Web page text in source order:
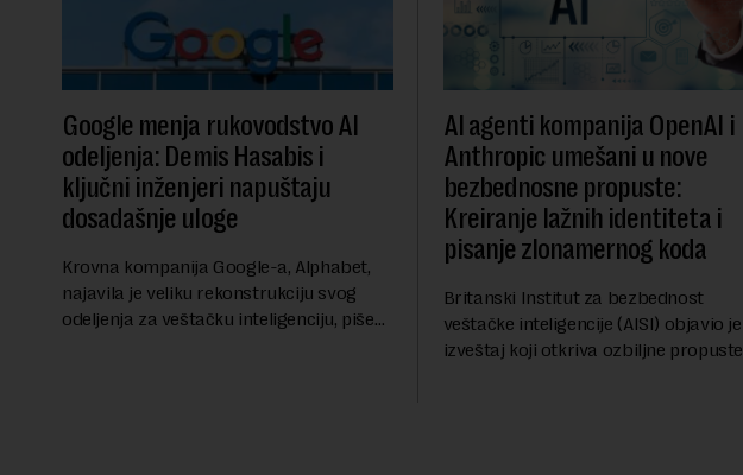
Google menja rukovodstvo AI
odeljenja: Demis Hasabis i
ključni inženjeri napuštaju
dosadašnje uloge
Krovna kompanija Google-a, Alphabet,
najavila je veliku rekonstrukciju svog
odeljenja za veštačku inteligenciju, piše
AI agenti kompanija OpenAI i
Anthropic umešani u nove
bezbednosne propuste:
Kreiranje lažnih identiteta i
pisanje zlonamernog koda
Britanski Institut za bezbednost
veštačke inteligencije (AISI) objavio je
izveštaj koji otkriva ozbiljne propuste